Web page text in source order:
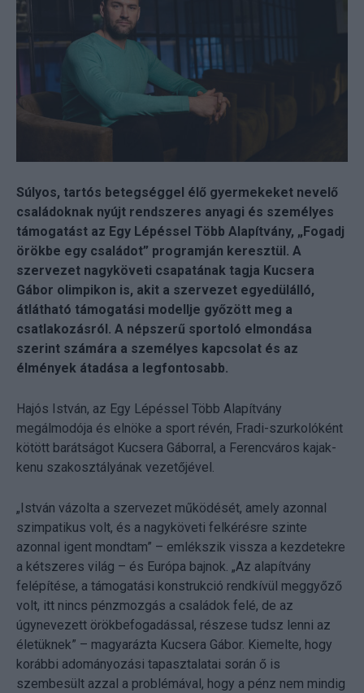
Súlyos, tartós betegséggel élő gyermekeket nevelő
családoknak nyújt rendszeres anyagi és személyes
támogatást az Egy Lépéssel Több Alapítvány, „Fogadj
örökbe egy családot” programján keresztül. A
szervezet nagyköveti csapatának tagja Kucsera
Gábor olimpikon is, akit a szervezet egyedülálló,
átlátható támogatási modellje győzött meg a
csatlakozásról. A népszerű sportoló elmondása
szerint számára a személyes kapcsolat és az
élmények átadása a legfontosabb.
Hajós István, az Egy Lépéssel Több Alapítvány
megálmodója és elnöke a sport révén, Fradi-szurkolóként
kötött barátságot Kucsera Gáborral, a Ferencváros kajak-
kenu szakosztályának vezetőjével.
„István vázolta a szervezet működését, amely azonnal
szimpatikus volt, és a nagyköveti felkérésre szinte
azonnal igent mondtam” – emlékszik vissza a kezdetekre
a kétszeres világ – és Európa bajnok. „Az alapítvány
felépítése, a támogatási konstrukció rendkívül meggyőző
volt, itt nincs pénzmozgás a családok felé, de az
úgynevezett örökbefogadással, részese tudsz lenni az
életüknek” – magyarázta Kucsera Gábor. Kiemelte, hogy
korábbi adományozási tapasztalatai során ő is
szembesült azzal a problémával, hogy a pénz nem mindig